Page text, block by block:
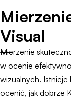
Visual
Mierzenie
w ocenie
wizualnych. Istnieje
ocenić, jak dobrze